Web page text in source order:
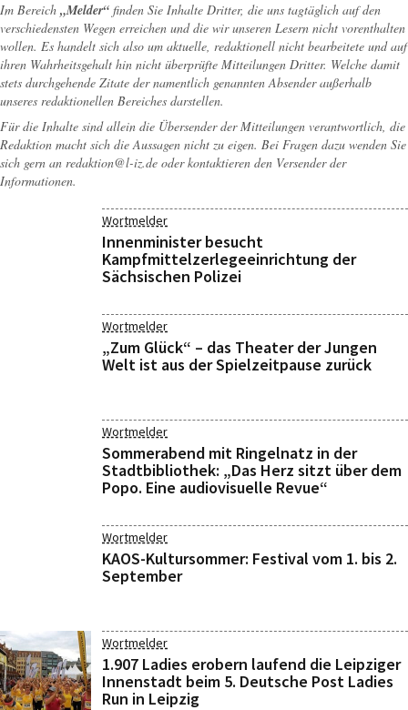
Im Bereich „Melder“ finden Sie Inhalte Dritter, die uns tagtäglich auf den
verschiedensten Wegen erreichen und die wir unseren Lesern nicht vorenthalten
wollen. Es handelt sich also um aktuelle, redaktionell nicht bearbeitete und auf
ihren Wahrheitsgehalt hin nicht überprüfte Mitteilungen Dritter. Welche damit
stets durchgehende Zitate der namentlich genannten Absender außerhalb
unseres redaktionellen Bereiches darstellen.
Für die Inhalte sind allein die Übersender der Mitteilungen verantwortlich, die
Redaktion macht sich die Aussagen nicht zu eigen. Bei Fragen dazu wenden Sie
sich gern an redaktion@l-iz.de oder kontaktieren den Versender der
Informationen.
Wortmelder
Innenminister besucht
Kampfmittelzerlegeeinrichtung der
Sächsischen Polizei
Wortmelder
„Zum Glück“ – das Theater der Jungen
Welt ist aus der Spielzeitpause zurück
Wortmelder
Sommerabend mit Ringelnatz in der
Stadtbibliothek: „Das Herz sitzt über dem
Popo. Eine audiovisuelle Revue“
Wortmelder
KAOS-Kultursommer: Festival vom 1. bis 2.
September
Wortmelder
1.907 Ladies erobern laufend die Leipziger
Innenstadt beim 5. Deutsche Post Ladies
Run in Leipzig